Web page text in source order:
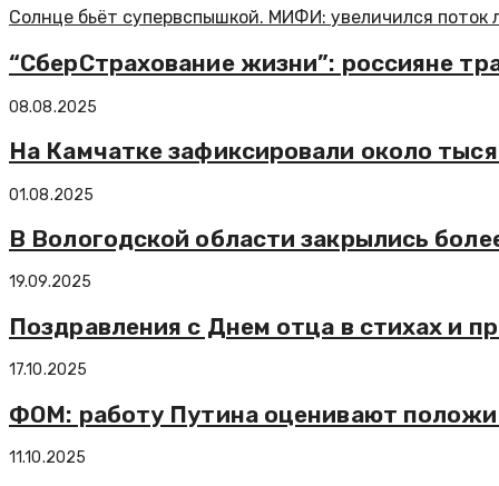
Солнце бьёт супервспышкой. МИФИ: увеличился поток
“СберСтрахование жизни”: россияне
08.08.2025
На Камчатке зафиксировали около
01.08.2025
В Вологодской области закрылись
19.09.2025
Поздравления с Днем отца в стихах и
17.10.2025
ФОМ: работу Путина оценивают
11.10.2025